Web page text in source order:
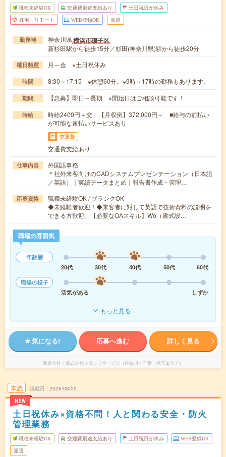
職種未経験OK 交通費別途支給あり 土日祝日が休み
在宅・リモート WEB登録OK 派遣
勤務地 神奈川県横浜市磯子区
新杉田駅から徒歩15分／杉田(神奈川県)駅から徒歩20分
曜日頻度 月～金 ※土日祝休み
時間 8:30～17:15 ※休憩60分。※9時～17時の勤務もあります。
期間 【急募】即日～長期 ※開始日はご相談可能です！
時給
時給2400円＋交 【月収例】372,000円～ ■給与の前払い
が可能な速払いサービスあり
交通費
交通費支給あり
仕事内容
外国語事務
＊社外来客向けのCADシステムプレゼンテーション（日本語
／英語）｜実績データまとめ｜報告書作成・管理…
応募資格
職種未経験OK / ブランクOK
◆未経験者歓迎！◆来客者に対して英語で技術資料の説明を
できる方歓迎。【必要なOAスキル】Wo（書式設…
職場の雰囲気
年齢層
20代
30代 40代 50代
60代
職場の様子
活気がある
しずか
もっと見る
気になる! 応募へ進む 詳しく見る
派遣会社 株式会社スタッフサービス（神奈川・千葉・埼玉エリア）
未読
NEW
掲載日 2026/08/09
土日祝休み×資格不問！人と関わる安全・防火
管理業務
職種未経験OK 交通費別途支給あり 土日祝日が休み WEB登録OK
派遣